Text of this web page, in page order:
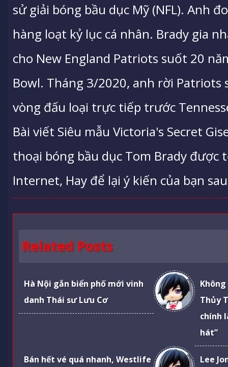
sử giải bóng bầu dục Mỹ (NFL). Anh
hàng loạt kỷ lục cá nhân. Brady gia
cho New England Patriots suốt 20
Bowl. Tháng 3/2020, anh rời
vòng đấu loại trực tiếp trước
Bài viết Siêu mẫu Victoria's Secret
thoại bóng bầu dục Tom Brady
Internet, Hay để lại ý kiến của bạn
Related Posts
Hà Nội gắn biển phố mới vinh
danh Thái sư Lưu Cơ
Thủy
chính
hát”
Bán hết vé quá nhanh, Westlife
Lee